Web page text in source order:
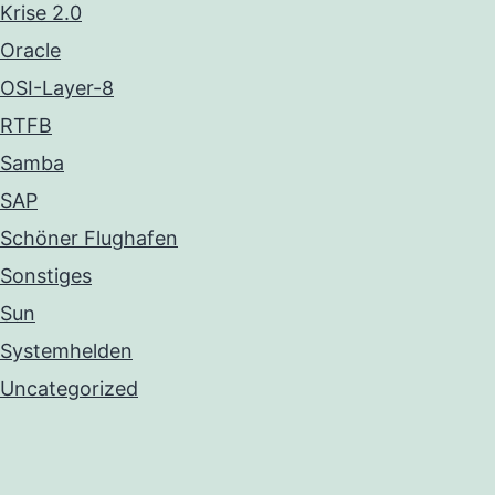
Krise 2.0
Oracle
OSI-Layer-8
RTFB
Samba
SAP
Schöner Flughafen
Sonstiges
Sun
Systemhelden
Uncategorized